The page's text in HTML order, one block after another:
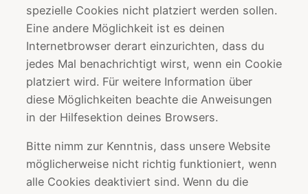
spezielle Cookies nicht platziert werden sollen.
Eine andere Möglichkeit ist es deinen
Internetbrowser derart einzurichten, dass du
jedes Mal benachrichtigt wirst, wenn ein Cookie
platziert wird. Für weitere Information über
diese Möglichkeiten beachte die Anweisungen
in der Hilfesektion deines Browsers.
Bitte nimm zur Kenntnis, dass unsere Website
möglicherweise nicht richtig funktioniert, wenn
alle Cookies deaktiviert sind. Wenn du die